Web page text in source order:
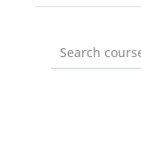
Search courses